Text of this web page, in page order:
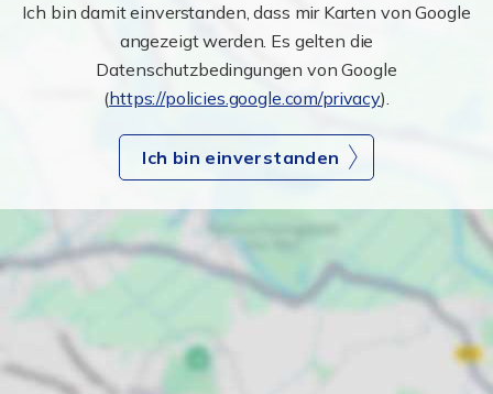
Ich bin damit einverstanden, dass mir Karten von Google
angezeigt werden. Es gelten die
Datenschutzbedingungen von Google
(https://policies.google.com/privacy).
Ich bin einverstanden